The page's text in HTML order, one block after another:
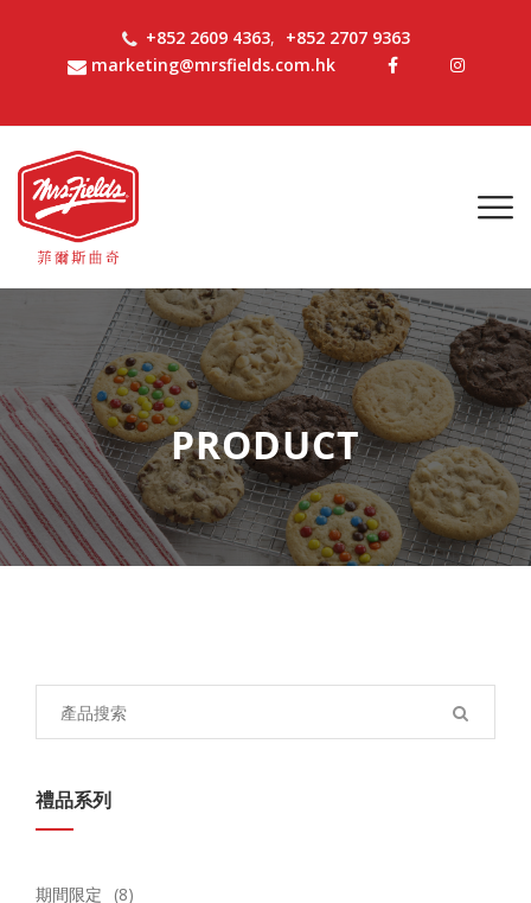
+852 2609 4363, +852 2707 9363
marketing@mrsfields.com.hk
PRODUCT
禮品系列
期間限定 (8)